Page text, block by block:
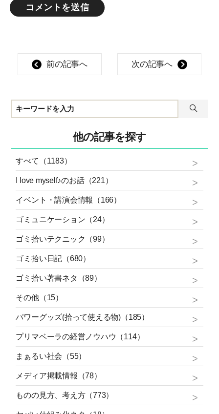
前の記事へ 次の記事へ
他の記事を探す
すべて（1183）
I love myself♪のお話（221）
イベント・講演会情報（166）
ゴミュニケーション（24）
ゴミ拾いテクニック（99）
ゴミ拾い日記（680）
ゴミ拾い著書ネタ（89）
その他（15）
パワーグッズ(拾って使える物)（185）
プリマベーラの経営ノウハウ（114）
まぁるい社会（55）
メディア掲載情報（78）
ものの見方、考え方（773）